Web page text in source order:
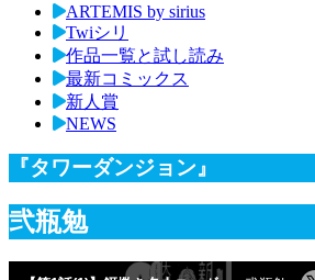
ARTEMIS by sirius
Twiシリ
作品一覧と試し読み
最新コミックス
新人賞
NEWS
『タワーダンジョン』
弐瓶勉